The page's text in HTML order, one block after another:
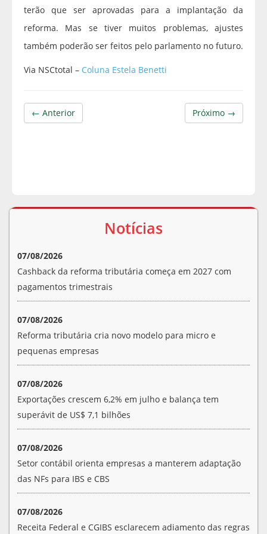
terão que ser aprovadas para a implantação da
reforma. Mas se tiver muitos problemas, ajustes
também poderão ser feitos pelo parlamento no futuro.
Via NSCtotal – Coluna Estela Benetti
Próximo →
← Anterior
Notícias
07/08/2026
Cashback da reforma tributária começa em 2027 com
pagamentos trimestrais
07/08/2026
Reforma tributária cria novo modelo para micro e
pequenas empresas
07/08/2026
Exportações crescem 6,2% em julho e balança tem
superávit de US$ 7,1 bilhões
07/08/2026
Setor contábil orienta empresas a manterem adaptação
das NFs para IBS e CBS
07/08/2026
Receita Federal e CGIBS esclarecem adiamento das regras